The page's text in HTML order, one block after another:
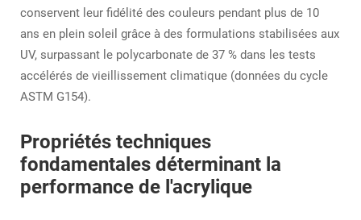
conservent leur fidélité des couleurs pendant plus de 10
ans en plein soleil grâce à des formulations stabilisées aux
UV, surpassant le polycarbonate de 37 % dans les tests
accélérés de vieillissement climatique (données du cycle
ASTM G154).
Propriétés techniques
fondamentales déterminant la
performance de l'acrylique